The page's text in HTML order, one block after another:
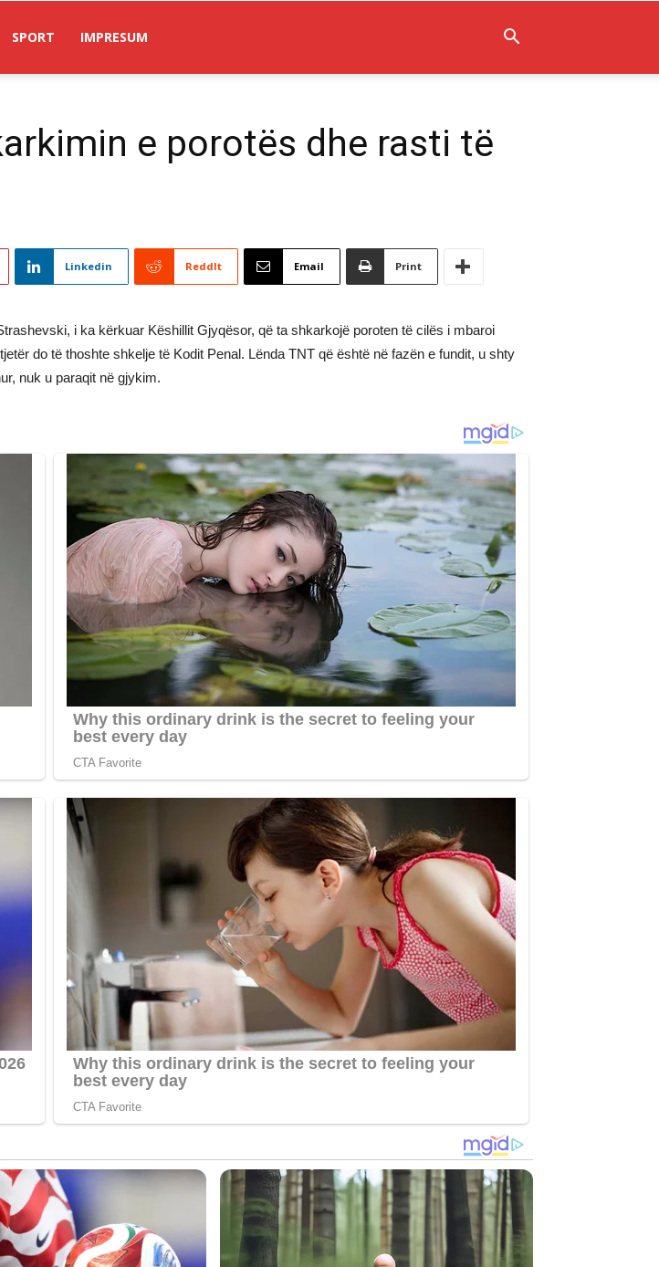
SPORT IMPRESUM
e porotës dhe rasti të
Linkedin ReddIt Email Print
i ka kërkuar Këshillit Gjyqësor, që ta shkarkojë poroten të cilës i mbaroi
do të thoshte shkelje të Kodit Penal. Lënda TNT që është në fazën e fundit, u shty
nuk u paraqit në gjykim.